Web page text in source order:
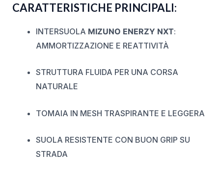
CARATTERISTICHE PRINCIPALI:
INTERSUOLA MIZUNO ENERZY NXT:
AMMORTIZZAZIONE E REATTIVITÀ
STRUTTURA FLUIDA PER UNA CORSA
NATURALE
TOMAIA IN MESH TRASPIRANTE E LEGGERA
SUOLA RESISTENTE CON BUON GRIP SU
STRADA